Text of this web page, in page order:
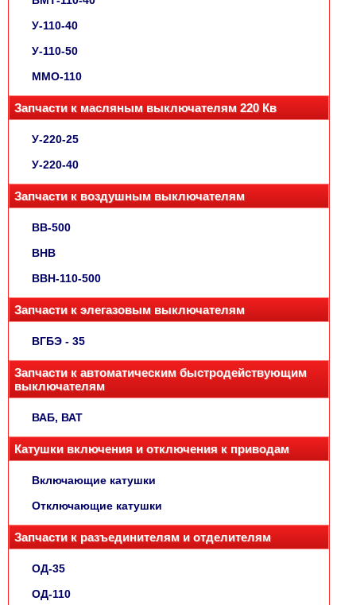
У-110-40
У-110-50
ММО-110
Запчасти к масляным выключателям 220 Кв
У-220-25
У-220-40
Запчасти к воздушным выключателям
ВВ-500
ВНВ
ВВН-110-500
Запчасти к элегазовым выключателям
ВГБЭ - 35
Запчасти к автоматическим быстродействующим
выключателям
ВАБ, ВАТ
Катушки включения и отключения к приводам
Включающие катушки
Отключающие катушки
Запчасти к разъединителям и отделителям
ОД-35
ОД-110